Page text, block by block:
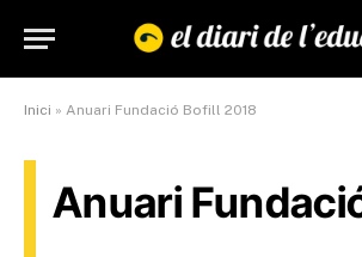
Inici » Anuari Fundació Bofill 2018
Anuari